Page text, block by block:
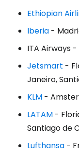
Ethiopian
Iberia -
ITA Airways
Jetsmart -
Janeiro,
KLM -
LATAM -
Santiago de
Lufthansa -